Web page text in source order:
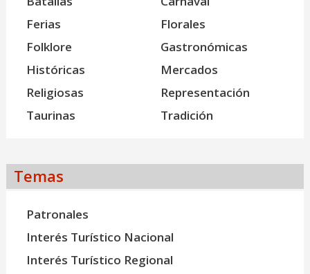
Ferias
Florales
Folklore
Gastronómicas
Históricas
Mercados
Religiosas
Representación
Taurinas
Tradición
Temas
Patronales
Interés Turístico Nacional
Interés Turístico Regional